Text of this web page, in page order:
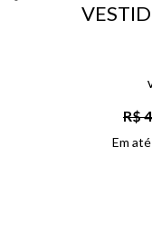
R$
Em até